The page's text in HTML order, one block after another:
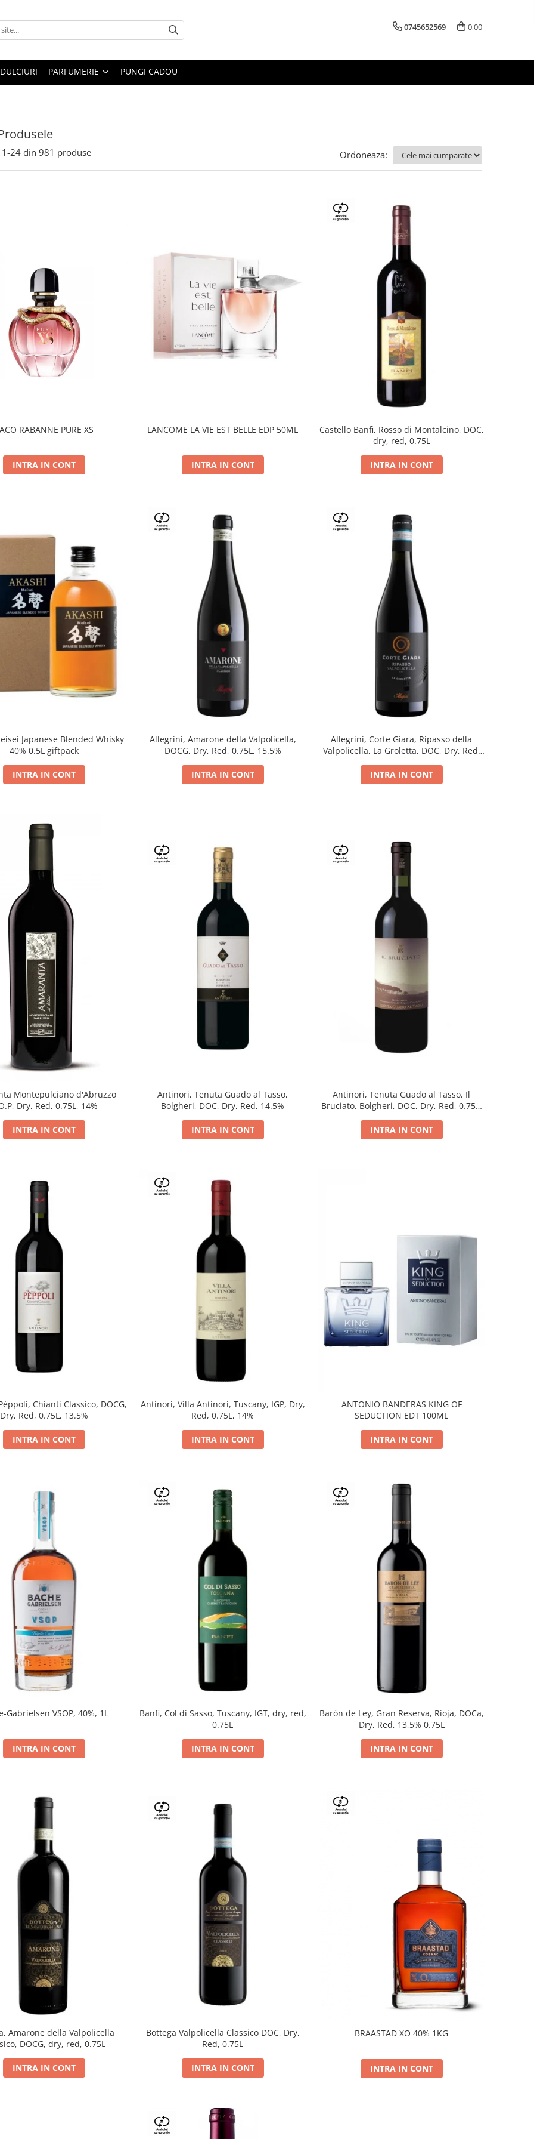
0745652569 0,00
DULCIURI PARFUMERIE PUNGI CADOU
1-24 din 981 produse Ordoneaza:
RABANNE PURE XS
INTRA IN CONT
LANCOME LA VIE EST BELLE EDP 50ML
INTRA IN CONT
Castello Banfi, Rosso di Montalcino, DOC,
dry, red, 0.75L
INTRA IN CONT
Japanese Blended Whisky
40% 0.5L giftpack
INTRA IN CONT
Allegrini, Amarone della Valpolicella,
DOCG, Dry, Red, 0.75L, 15.5%
INTRA IN CONT
Allegrini, Corte Giara, Ripasso della
Valpolicella, La Groletta, DOC, Dry, Red,
INTRA IN CONT
Montepulciano d'Abruzzo
Dry, Red, 0.75L, 14%
INTRA IN CONT
Antinori, Tenuta Guado al Tasso,
Bolgheri, DOC, Dry, Red, 14.5%
INTRA IN CONT
Antinori, Tenuta Guado al Tasso, Il
Bruciato, Bolgheri, DOC, Dry, Red, 0.75L,
INTRA IN CONT
Chianti Classico, DOCG,
Dry, Red, 0.75L, 13.5%
INTRA IN CONT
Antinori, Villa Antinori, Tuscany, IGP, Dry,
Red, 0.75L, 14%
INTRA IN CONT
ANTONIO BANDERAS KING OF
SEDUCTION EDT 100ML
INTRA IN CONT
Gabrielsen VSOP, 40%, 1L
INTRA IN CONT
Banfi, Col di Sasso, Tuscany, IGT, dry, red,
0.75L
INTRA IN CONT
Barón de Ley, Gran Reserva, Rioja, DOCa,
Dry, Red, 13,5% 0.75L
INTRA IN CONT
Amarone della Valpolicella
DOCG, dry, red, 0.75L
INTRA IN CONT
Bottega Valpolicella Classico DOC, Dry,
Red, 0.75L
INTRA IN CONT
BRAASTAD XO 40% 1KG
INTRA IN CONT